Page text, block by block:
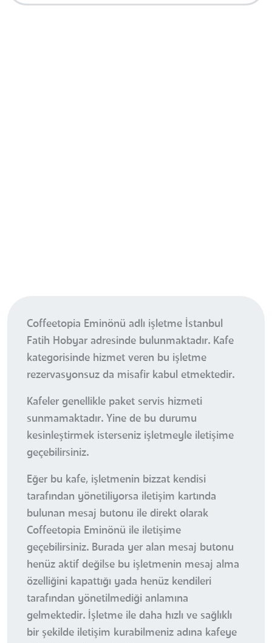
Coffeetopia Eminönü adlı işletme İstanbul
Fatih Hobyar adresinde bulunmaktadır. Kafe
kategorisinde hizmet veren bu işletme
rezervasyonsuz da misafir kabul etmektedir.
Kafeler genellikle paket servis hizmeti
sunmamaktadır. Yine de bu durumu
kesinleştirmek isterseniz işletmeyle iletişime
geçebilirsiniz.
Eğer bu kafe, işletmenin bizzat kendisi
tarafından yönetiliyorsa iletişim kartında
bulunan mesaj butonu ile direkt olarak
Coffeetopia Eminönü ile iletişime
geçebilirsiniz. Burada yer alan mesaj butonu
henüz aktif değilse bu işletmenin mesaj alma
özelliğini kapattığı yada henüz kendileri
tarafından yönetilmediği anlamına
gelmektedir. İşletme ile daha hızlı ve sağlıklı
bir şekilde iletişim kurabilmeniz adına kafeye